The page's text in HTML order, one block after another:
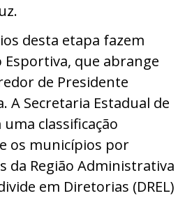
desta etapa fazem
Esportiva, que abrange
de Presidente
A Secretaria Estadual de
classificação
os municípios por
da Região Administrativa
em Diretorias (DREL)